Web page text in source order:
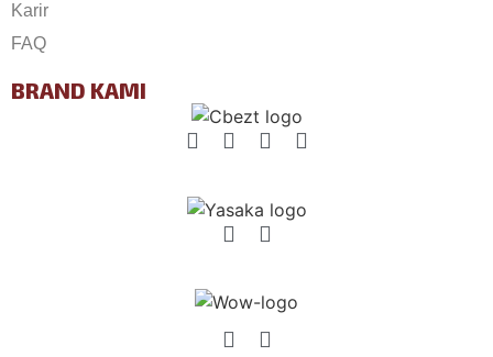
Karir
FAQ
BRAND KAMI